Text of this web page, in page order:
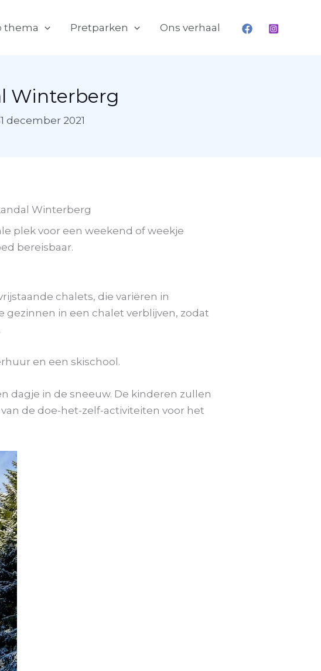
thema Pretparken Ons verhaal
Winterberg
december 2021
Winterberg
plek voor een weekend of weekje
bereisbaar.
chalets, die variëren in
gezinnen in een chalet verblijven, zodat
en een skischool.
dagje in de sneeuw. De kinderen zullen
de doe-het-zelf-activiteiten voor het